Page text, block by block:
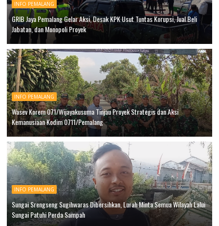
INFO PEMALANG
GRIB Jaya Pemalang Gelar Aksi, Desak KPK Usut Tuntas Korupsi, Jual Beli
Jabatan, dan Monopoli Proyek
INFO PEMALANG
Wasev Korem 071/Wijayakusuma Tinjau Proyek Strategis dan Aksi
Kemanusiaan Kodim 0711/Pemalang
INFO PEMALANG
Sungai Srengseng Sugihwaras Dibersihkan, Lurah Minta Semua Wilayah Lalui
Sungai Patuhi Perda Sampah